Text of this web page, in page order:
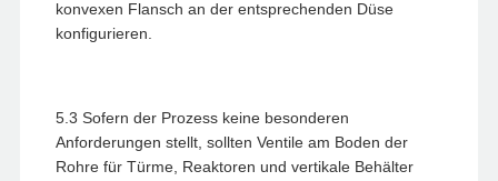
konvexen Flansch an der entsprechenden Düse
konfigurieren.
5.3 Sofern der Prozess keine besonderen
Anforderungen stellt, sollten Ventile am Boden der
Rohre für Türme, Reaktoren und vertikale Behälter